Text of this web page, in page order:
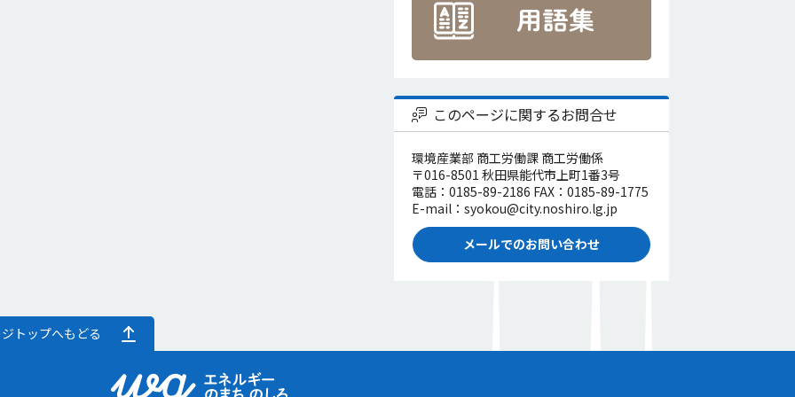
このページに関するお問合せ
環境産業部 商工労働課 商工労働係
〒016-8501 秋田県能代市上町1番3号
電話：0185-89-2186 FAX：0185-89-1775
E-mail：syokou@city.noshiro.lg.jp
メールでのお問い合わせ
トップへもどる